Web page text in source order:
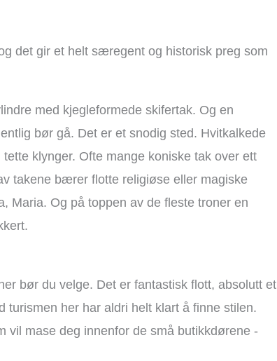
det gir et helt særegent og historisk preg som
med kjegleformede skifertak. Og en
bør gå. Det er et snodig sted. Hvitkalkede
klynger. Ofte mange koniske tak over ett
takene bærer flotte religiøse eller magiske
Maria. Og på toppen av de fleste troner en
bør du velge. Det er fantastisk flott, absolutt et
turismen her har aldri helt klart å finne stilen.
vil mase deg innenfor de små butikkdørene -